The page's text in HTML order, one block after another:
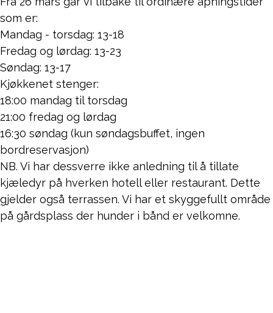
som er:
Mandag - torsdag: 13-18
Fredag og lørdag: 13-23
Søndag: 13-17
Kjøkkenet stenger:
18:00 mandag til torsdag
21:00 fredag og lørdag
16:30 søndag (kun søndagsbuffet, ingen
bordreservasjon)
NB. Vi har dessverre ikke anledning til å tillate
kjæledyr på hverken hotell eller restaurant. Dette
gjelder også terrassen. Vi har et skyggefullt område
på gårdsplass der hunder i bånd er velkomne.